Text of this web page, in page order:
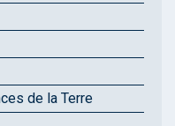
de la Terre